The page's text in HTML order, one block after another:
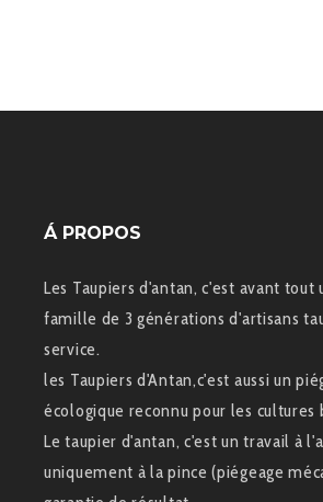
Á PROPOS
Les Taupiers d'antan, c'est avant tout
famille de 3 générations d'artisans
service.
les Taupiers d'Antan,c'est aussi un
écologique reconnu pour les cultures
Le taupier d'antan, c'est un travail à
uniquement à la pince (piégeage